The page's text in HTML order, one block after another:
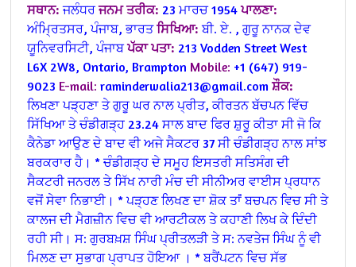
ਸਥਾਨ: ਜਲੰਧਰ ਜਨਮ ਤਰੀਕ: 23 ਮਾਰਚ 1954 ਪਾਲਣਾ:
ਅੰਮ੍ਰਿਤਸਰ, ਪੰਜਾਬ, ਭਾਰਤ ਸਿਖਿਆ: ਬੀ. ਏ. , ਗੁਰੂ ਨਾਨਕ ਦੇਵ
ਯੂਨਿਵਰਸਿਟੀ, ਪੰਜਾਬ ਪੱਕਾ ਪਤਾ: 213 Vodden Street West
L6X 2W8, Ontario, Brampton Mobile: +1 (647) 919-
9023 E-mail: raminderwalia213@gmail.com ਸ਼ੌਕ:
ਲਿਖਣਾ ਪੜ੍ਹਣਾ ਤੇ ਗੁਰੂ ਘਰ ਨਾਲ ਪ੍ਰੀਤ, ਕੀਰਤਨ ਬੱਚਪਨ ਵਿੱਚ
ਸਿੱਖਿਆ ਤੇ ਚੰਡੀਗੜ੍ਹ 23.24 ਸਾਲ ਬਾਦ ਫਿਰ ਸ਼ੁਰੂ ਕੀਤਾ ਸੀ ਜੋ ਕਿ
ਕੈਨੇਡਾ ਆਉਣ ਦੇ ਬਾਦ ਵੀ ਅਜੇ ਸੈਕਟਰ 37 ਸੀ ਚੰਡੀਗੜ੍ਹ ਨਾਲ ਸਾਂਝ
ਬਰਕਰਾਰ ਹੈ। * ਚੰਡੀਗੜ੍ਹ ਦੇ ਸਮੂਹ ਇਸਤਰੀ ਸਤਿਸੰਗ ਦੀ
ਸੈਕਟਰੀ ਜਨਰਲ ਤੇ ਸਿੱਖ ਨਾਰੀ ਮੰਚ ਦੀ ਸੀਨੀਅਰ ਵਾਈਸ ਪ੍ਰਧਾਨ
ਵਜੋਂ ਸੇਵਾ ਨਿਭਾਈ। * ਪੜ੍ਹਣ ਲਿਖਣ ਦਾ ਸ਼ੋਕ ਤਾਂਂ ਬਚਪਨ ਵਿਚ ਸੀ ਤੇ
ਕਾਲਜ ਦੀ ਮੈਗਜ਼ੀਨ ਵਿਚ ਵੀ ਆਰਟੀਕਲ ਤੇ ਕਹਾਣੀ ਲਿਖ ਕੇ ਦਿੰਦੀ
ਰਹੀ ਸੀ। ਸ: ਗੁਰਬਖ਼ਸ਼ ਸਿੰਘ ਪ੍ਰੀਤਲੜੀ ਤੇ ਸ: ਨਵਤੇਜ ਸਿੰਘ ਨੂੰ ਵੀ
ਮਿਲਣ ਦਾ ਸੁਭਾਗ ਪ੍ਰਾਪਤ ਹੋਇਆ । * ਬਰੈਂਪਟਨ ਵਿਚ ਸੱਭ